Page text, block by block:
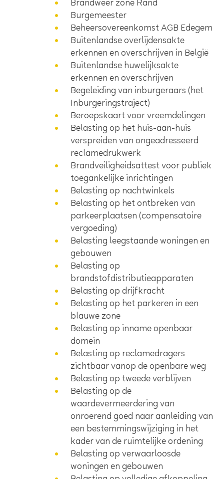
Brandweer zone Rand
Burgemeester
Beheersovereenkomst AGB Edegem
Buitenlandse overlijdensakte
erkennen en overschrijven in België
Buitenlandse huwelijksakte
erkennen en overschrijven
Begeleiding van inburgeraars (het
Inburgeringstraject)
Beroepskaart voor vreemdelingen
Belasting op het huis-aan-huis
verspreiden van ongeadresseerd
reclamedrukwerk
Brandveiligheidsattest voor publiek
toegankelijke inrichtingen
Belasting op nachtwinkels
Belasting op het ontbreken van
parkeerplaatsen (compensatoire
vergoeding)
Belasting leegstaande woningen en
gebouwen
Belasting op
brandstofdistributieapparaten
Belasting op drijfkracht
Belasting op het parkeren in een
blauwe zone
Belasting op inname openbaar
domein
Belasting op reclamedragers
zichtbaar vanop de openbare weg
Belasting op tweede verblijven
Belasting op de
waardevermeerdering van
onroerend goed naar aanleiding van
een bestemmingswijziging in het
kader van de ruimtelijke ordening
Belasting op verwaarloosde
woningen en gebouwen